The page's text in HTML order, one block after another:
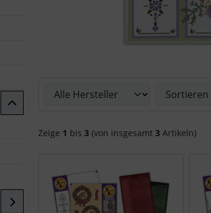
Zeige 1 bis 3 (von insgesamt 3 Artikeln)